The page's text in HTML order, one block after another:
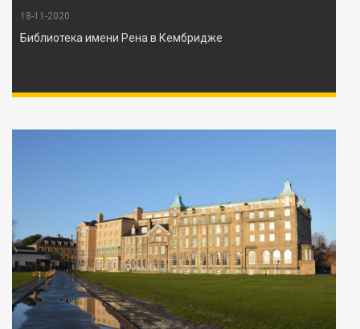
18-11-2020
Библиотека имени Рена в Кембридже